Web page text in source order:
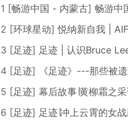
1 [畅游中国 - 内蒙古] 畅游中国•
2 [环球星动] 悦纳新自我 |
3 [足迹] 足迹 | 认识Bruce
4 [足迹]
《足迹》---那些被
5 [足迹] 幕后故事∣黄柳霜之
6 [足迹] 足迹∣冲上云霄的女